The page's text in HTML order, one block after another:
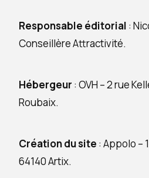
Responsable éditorial :
Conseillère Attractivité.
Hébergeur : OVH – 2 rue
Roubaix.
Création du site : Appolo –
64140 Artix.